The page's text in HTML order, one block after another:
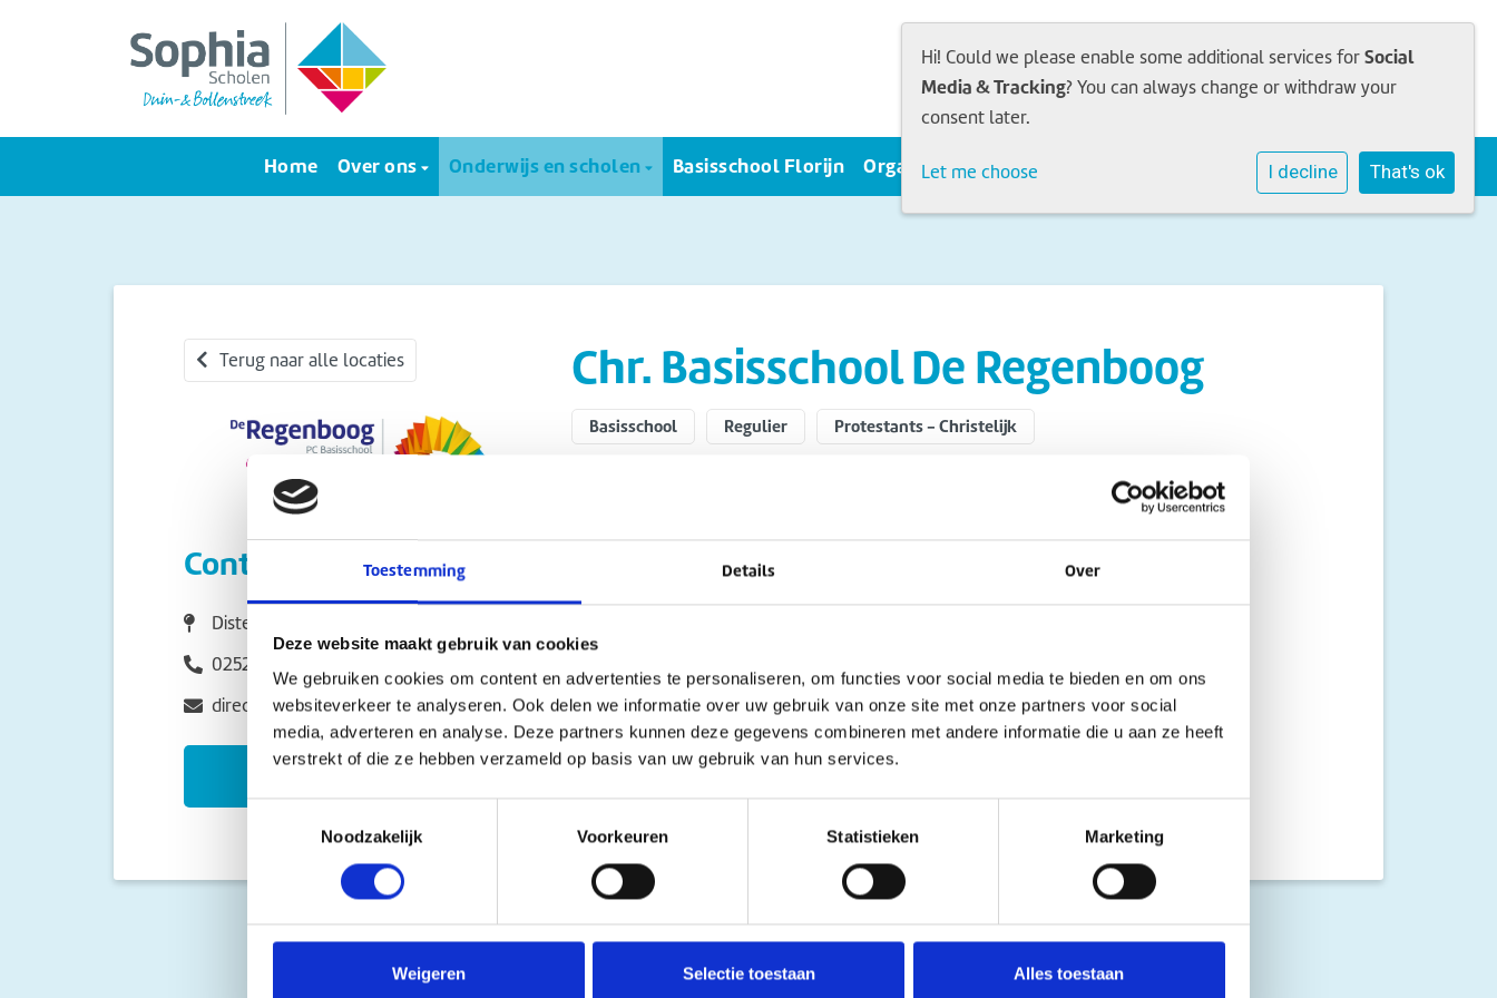
Toestemming Details Over
Deze website maakt gebruik van cookies
We gebruiken cookies om content en advertenties te personaliseren, om functies voor social media te bieden en om ons
websiteverkeer te analyseren. Ook delen we informatie over uw gebruik van onze site met onze partners voor social
media, adverteren en analyse. Deze partners kunnen deze gegevens combineren met andere informatie die u aan ze heeft
verstrekt of die ze hebben verzameld op basis van uw gebruik van hun services.
Toestemmingsselectie
Noodzakelijk
Voorkeuren Statistieken Marketing
Weigeren Selectie toestaan Alles toestaan
Home Over ons Onderwijs en scholen Basisschool Florijn Organisatie Sophia Academie Contact
Terug naar alle locaties
Contact
Distelweg 60 2215DZ Voorhout
0252233307
directie.regenboog@sophiascholen.nl
Chr. Basisschool De Regenboog
Basisschool Regulier Protestants - Christelijk
Hi! Could we please enable some additional services forSocial
Media & Tracking? You can always change or withdraw your
consent later.
Let me choose I decline That's ok